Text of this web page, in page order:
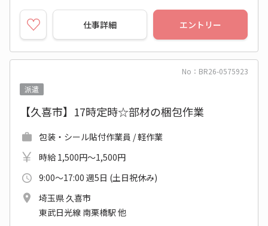
仕事詳細 エントリー
No：BR26-0575923
派遣
【久喜市】17時定時☆部材の梱包作業
包装・シール貼付作業員 / 軽作業
時給 1,500円～1,500円
9:00～17:00 週5日 (土日祝休み)
埼玉県 久喜市
東武日光線 南栗橋駅 他